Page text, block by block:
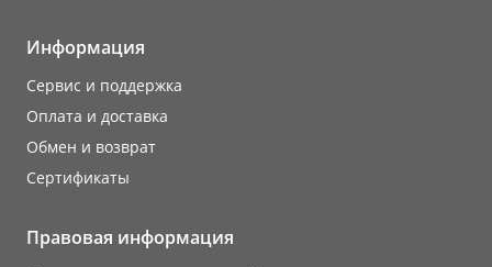
Информация
Сервис и поддержка
Оплата и доставка
Обмен и возврат
Сертификаты
Правовая информация